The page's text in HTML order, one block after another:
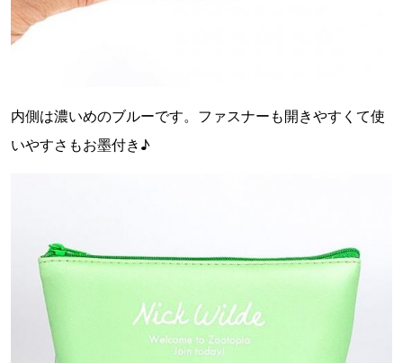
内側は濃いめのブルーです。ファスナーも開きやすくて使
いやすさもお墨付き♪